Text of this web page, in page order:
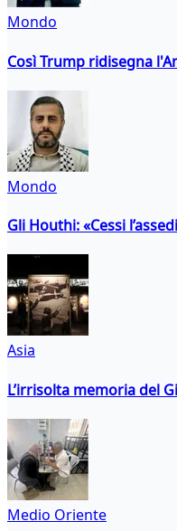
Mondo
Così Trump ridisegna
Mondo
Gli Houthi: «Cessi
Asia
L’irrisolta memoria del
Medio Oriente